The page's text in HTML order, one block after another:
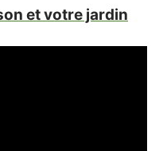
et votre jardin